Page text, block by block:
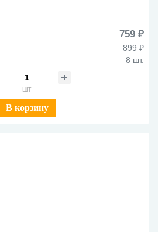
759 ₽
899 ₽
8 шт.
шт
В корзину